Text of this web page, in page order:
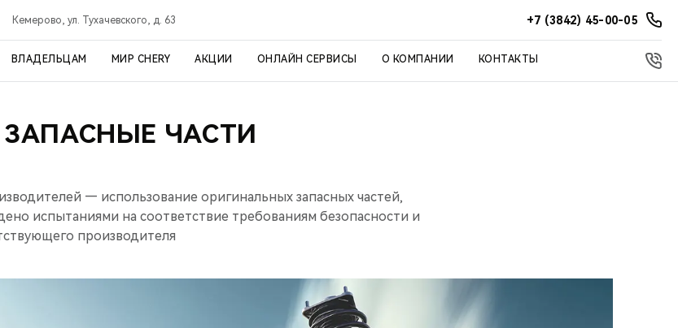
Кемерово, ул. Тухачевского, д. 63 +7 (3842) 45-00-05
ВЛАДЕЛЬЦАМ МИР CHERY АКЦИИ ОНЛАЙН СЕРВИСЫ О КОМПАНИИ КОНТАКТЫ
ЗАПАСНЫЕ ЧАСТИ
— использование оригинальных запасных частей,
испытаниями на соответствие требованиям безопасности и
производителя